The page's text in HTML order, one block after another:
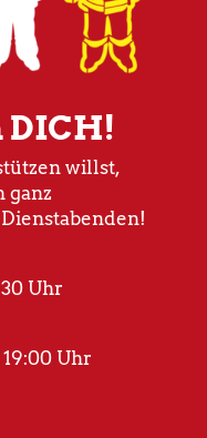
willst,
ganz
Uhr
Uhr